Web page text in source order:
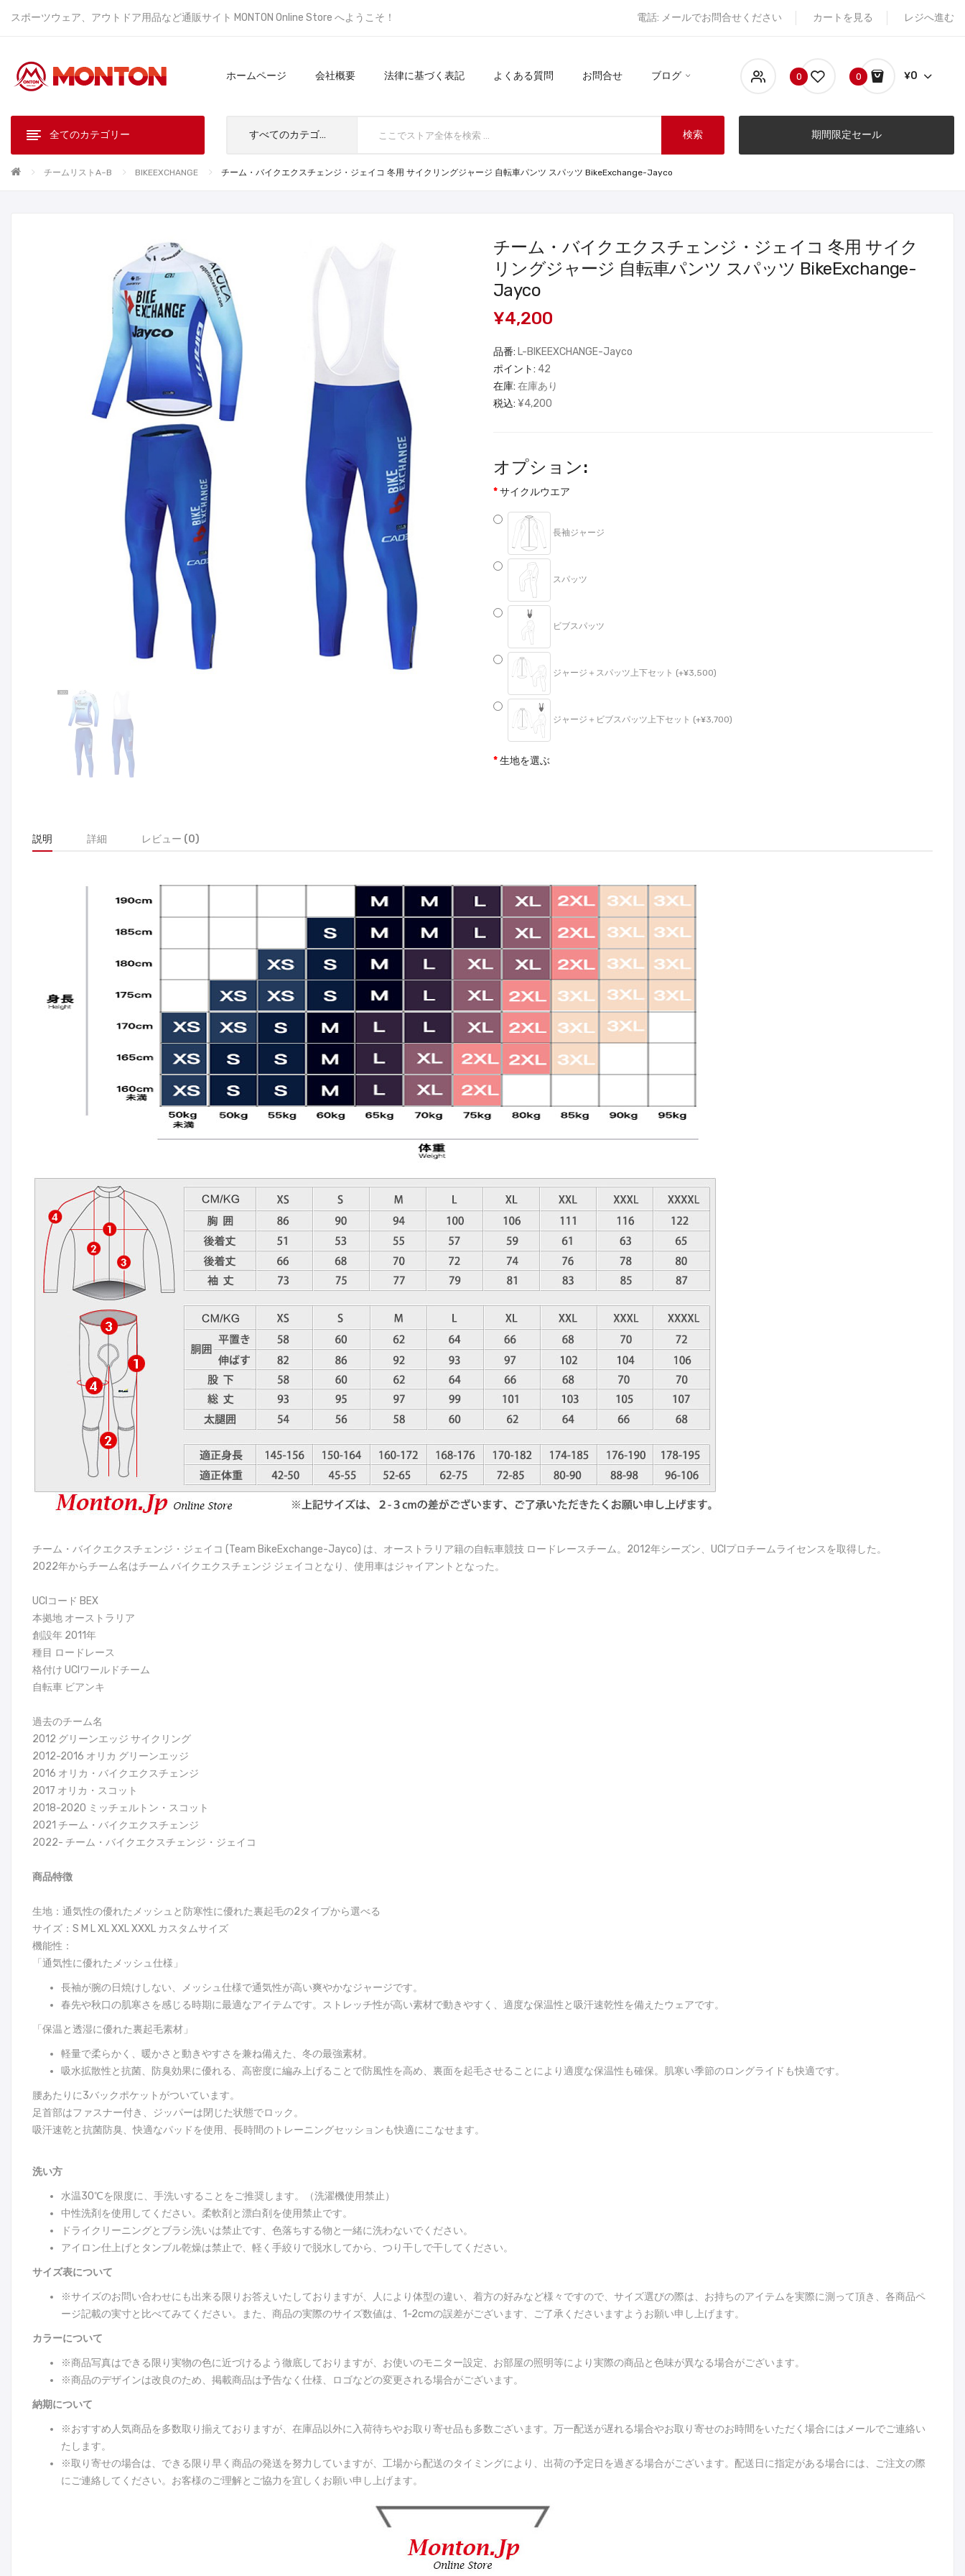
スポーツウェア、アウトドア用品など通販サイト MONTON Online Store へようこそ！ 電話: メールでお問合せください カートを見る レジへ進む
ホームページ 会社概要 法律に基づく表記 よくある質問 お問合せ ブログ 0 0 ¥0
全てのカテゴリー すべてのカテゴリ 検索 期間限定セール
チームリストA~B BIKEEXCHANGE チーム・バイクエクスチェンジ・ジェイコ 冬用 サイクリングジャージ 自転車パンツ スパッツ BikeExchange-Jayco
チーム・バイクエクスチェンジ・ジェイコ 冬用 サイク
リングジャージ 自転車パンツ スパッツ BikeExchange-
Jayco
¥4,200
品番: L-BIKEEXCHANGE-Jayco
ポイント: 42
在庫: 在庫あり
税込: ¥4,200
オプション:
サイクルウエア
長袖ジャージ
スパッツ
ビブスパッツ
ジャージ＋スパッツ上下セット (+¥3,500)
ジャージ＋ビブスパッツ上下セット (+¥3,700)
生地を選ぶ
サイズ
S
XL
XXL
XXXL
カスタムサイズ
ウイッシュリストに入れる 比較リストに入れる
説明 詳細 レビュー (0)
チーム・バイクエクスチェンジ・ジェイコ (Team BikeExchange-Jayco) は、オーストラリア籍の自転車競技 ロードレースチーム。2012年シーズン、UCIプロチームライセンスを取得した。
2022年からチーム名はチーム バイクエクスチェンジ ジェイコとなり、使用車はジャイアントとなった。
UCIコード BEX
本拠地 オーストラリア
創設年 2011年
種目 ロードレース
格付け UCIワールドチーム
自転車 ビアンキ
過去のチーム名
2012 グリーンエッジ サイクリング
2012-2016 オリカ グリーンエッジ
2016 オリカ・バイクエクスチェンジ
2017 オリカ・スコット
2018-2020 ミッチェルトン・スコット
2021 チーム・バイクエクスチェンジ
2022- チーム・バイクエクスチェンジ・ジェイコ
商品特徴
生地：通気性の優れたメッシュと防寒性に優れた裏起毛の2タイプから選べる
サイズ：S M L XL XXL XXXL カスタムサイズ
機能性：
「通気性に優れたメッシュ仕様」
長袖が腕の日焼けしない、メッシュ仕様で通気性が高い爽やかなジャージです。
春先や秋口の肌寒さを感じる時期に最適なアイテムです。ストレッチ性が高い素材で動きやすく、適度な保温性と吸汗速乾性を備えたウェアです。
「保温と透湿に優れた裏起毛素材」
軽量で柔らかく、暖かさと動きやすさを兼ね備えた、冬の最強素材。
吸水拡散性と抗菌、防臭効果に優れる、高密度に編み上げることで防風性を高め、裏面を起毛させることにより適度な保温性も確保。肌寒い季節のロングライドも快適です。
腰あたりに3バックポケットがついています。
足首部はファスナー付き、ジッパーは閉じた状態でロック。
吸汗速乾と抗菌防臭、快適なパッドを使用、長時間のトレーニングセッションも快適にこなせます。
洗い方
水温30℃を限度に、手洗いすることをご推奨します。（洗濯機使用禁止）
中性洗剤を使用してください。柔軟剤と漂白剤を使用禁止です。
ドライクリーニングとブラシ洗いは禁止です、色落ちする物と一緒に洗わないでください。
アイロン仕上げとタンブル乾燥は禁止で、軽く手絞りで脱水してから、つり干しで干してください。
サイズ表について
※サイズのお問い合わせにも出来る限りお答えいたしておりますが、人により体型の違い、着方の好みなど様々ですので、サイズ選びの際は、お持ちのアイテムを実際に測って頂き、各商品ペ
ージ記載の実寸と比べてみてください。また、商品の実際のサイズ数値は、1-2cmの誤差がございます、ご了承くださいますようお願い申し上げます。
カラーについて
※商品写真はできる限り実物の色に近づけるよう徹底しておりますが、お使いのモニター設定、お部屋の照明等により実際の商品と色味が異なる場合がございます。
※商品のデザインは改良のため、掲載商品は予告なく仕様、ロゴなどの変更される場合がございます。
納期について
※おすすめ人気商品を多数取り揃えておりますが、在庫品以外に入荷待ちやお取り寄せ品も多数ございます。万一配送が遅れる場合やお取り寄せのお時間をいただく場合にはメールでご連絡い
たします。
※取り寄せの場合は、できる限り早く商品の発送を努力していますが、工場から配送のタイミングにより、出荷の予定日を過ぎる場合がございます。配送日に指定がある場合には、ご注文の際
にご連絡してください。お客様のご理解とご協力を宜しくお願い申し上げます。